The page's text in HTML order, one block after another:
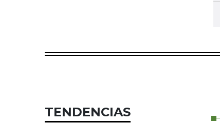
TENDENCIAS